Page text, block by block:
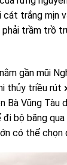
cát trắng mịn
phải trầm trồ
gần mũi
thủy triều rút
Bà Vũng Tàu
đi bộ băng
có thể chọn